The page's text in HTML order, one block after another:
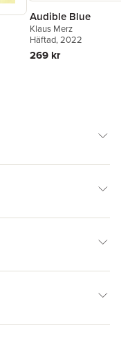
Audible Blue
Klaus Merz
Häftad, 2022
269 kr